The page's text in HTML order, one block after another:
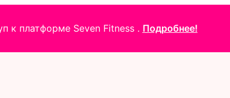
к платформе Seven Fitness . Подробнее!